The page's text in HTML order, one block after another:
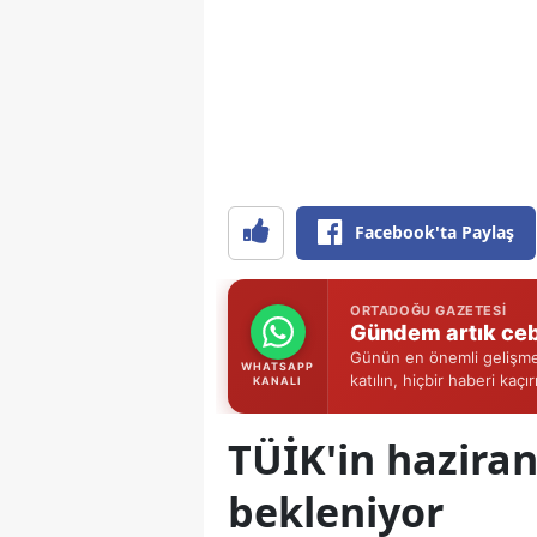
Facebook'ta Paylaş
WHATSAPP
KANALI
ORTADOĞU GAZETESI
Gündem artık
Günün en önemli
katılın, hiçbir haberi
TÜİK'in
bekleniyor